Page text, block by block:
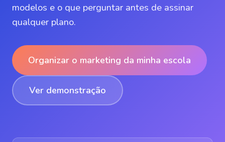
modelos e o que perguntar antes de assinar
qualquer plano.
Organizar o marketing da minha escola
Ver demonstração